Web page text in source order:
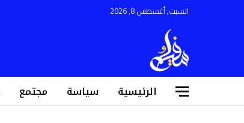
السبت, أغسطس 8, 2026
الرئيسية سياسة مجتمع